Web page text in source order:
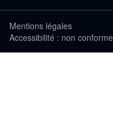
Mentions légales
Accessibilité : non conforme